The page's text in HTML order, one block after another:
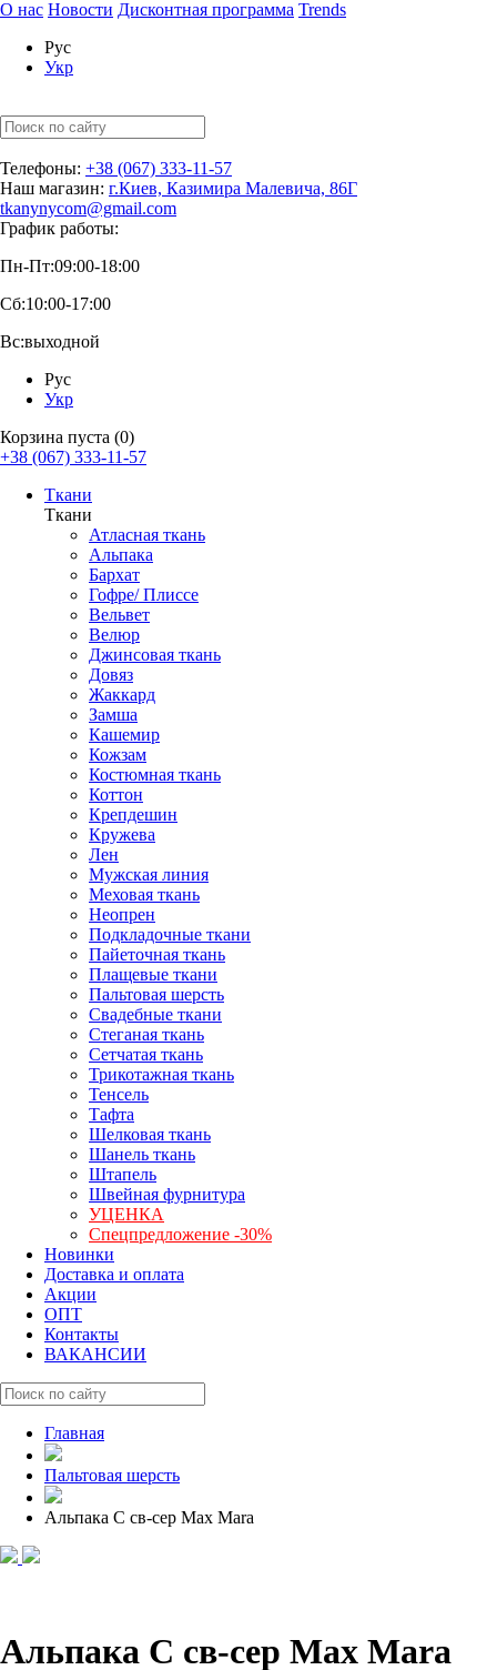
О нас Новости Дисконтная программа Trends
Рус
Укр
Телефоны: +38 (067) 333-11-57
Наш магазин: г.Киев, Казимира Малевича, 86Г
tkanynycom@gmail.com
График работы:
Пн-Пт:09:00-18:00
Сб:10:00-17:00
Вс:выходной
Рус
Укр
Корзина пуста (0)
+38 (067) 333-11-57
Ткани
Ткани
Атласная ткань
Альпака
Бархат
Гофре/ Плиссе
Вельвет
Велюр
Джинсовая ткань
Довяз
Жаккард
Замша
Кашемир
Кожзам
Костюмная ткань
Коттон
Крепдешин
Кружева
Лен
Мужская линия
Меховая ткань
Неопрен
Подкладочные ткани
Пайеточная ткань
Плащевые ткани
Пальтовая шерсть
Свадебные ткани
Стеганая ткань
Сетчатая ткань
Трикотажная ткань
Тенсель
Тафта
Шелковая ткань
Шанель ткань
Штапель
Швейная фурнитура
УЦЕНКА
Спецпредложение -30%
Новинки
Доставка и оплата
Акции
ОПТ
Контакты
ВАКАНСИИ
Главная
Пальтовая шерсть
Альпака С св-сер Max Mara
Альпака С св-сер Max Mara